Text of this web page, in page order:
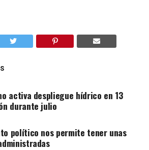
activa despliegue hídrico en 13
durante julio
político nos permite tener unas